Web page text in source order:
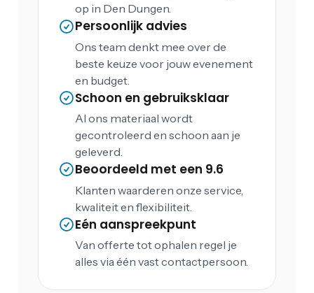
op in Den Dungen.
Persoonlijk advies
Ons team denkt mee over de
beste keuze voor jouw evenement
en budget.
Schoon en gebruiksklaar
Al ons materiaal wordt
gecontroleerd en schoon aan je
geleverd.
Beoordeeld met een 9.6
Klanten waarderen onze service,
kwaliteit en flexibiliteit.
Eén aanspreekpunt
Van offerte tot ophalen regel je
alles via één vast contactpersoon.